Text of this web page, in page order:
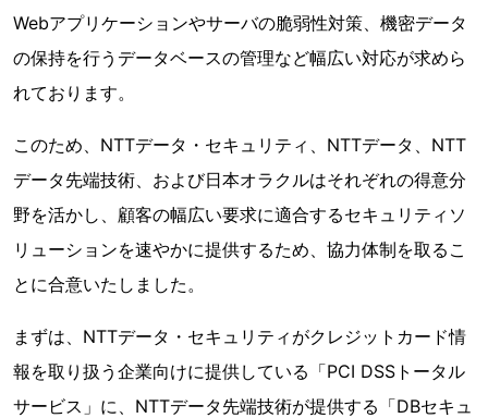
Webアプリケーションやサーバの脆弱性対策、機密データ
の保持を行うデータベースの管理など幅広い対応が求めら
れております。
このため、NTTデータ・セキュリティ、NTTデータ、NTT
データ先端技術、および日本オラクルはそれぞれの得意分
野を活かし、顧客の幅広い要求に適合するセキュリティソ
リューションを速やかに提供するため、協力体制を取るこ
とに合意いたしました。
まずは、NTTデータ・セキュリティがクレジットカード情
報を取り扱う企業向けに提供している「PCI DSSトータル
サービス」に、NTTデータ先端技術が提供する「DBセキュ